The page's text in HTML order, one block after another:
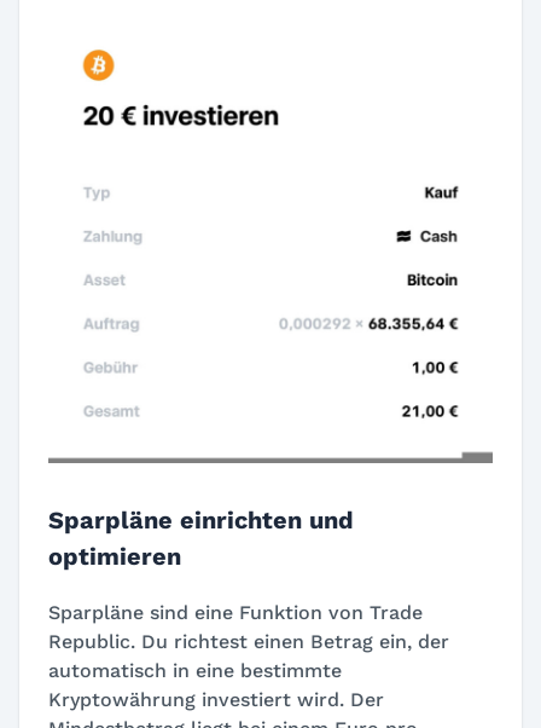
Sparpläne einrichten und
optimieren
Sparpläne sind eine Funktion von Trade
Republic. Du richtest einen Betrag ein, der
automatisch in eine bestimmte
Kryptowährung investiert wird. Der